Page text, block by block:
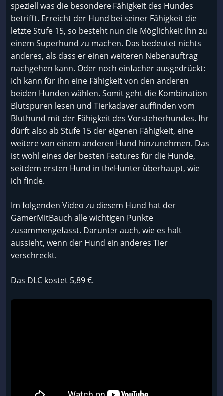
speziell was die besondere Fähigkeit des Hundes
betrifft. Erreicht der Hund bei seiner Fähigkeit die
letzte Stufe 15, so besteht nun die Möglichkeit ihn zu
einem Superhund zu machen. Das bedeutet nichts
anderes, als dass er einen weiteren Nebenauftrag
nachgehen kann. Oder noch einfacher ausgedrückt:
Ich kann für ihn eine Fähigkeit von den anderen
beiden Hunden wählen. Somit geht die Kombination
Blutspuren lesen und Tierkadaver auffinden vom
Bluthund mit der Fähigkeit des Vorsteherhundes. Ihr
dürft also ab Stufe 15 der eigenen Fähigkeit, eine
weitere von einem anderen Hund hinzunehmen. Das
ist wohl eines der besten Features für die Hunde,
seitdem ersten Hund in theHunter überhaupt, wie
ich finde.
Im folgenden Video zu diesem Hund hat der
GamerMitBauch alle wichtigen Punkte
zusammengefasst. Darunter auch, wie es halt
aussieht, wenn der Hund ein anderes Tier
verschreckt.
Das DLC kostet 5,89 €.